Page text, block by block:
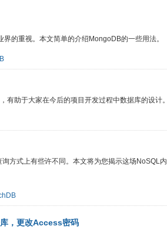
的重视。本文简单的介绍MongoDB的一些用法。
助于大家在今后的项目开发过程中数据库的设计。
方式上有些许不同。本文将为您揭示这场NoSQL内
，更改Access密码